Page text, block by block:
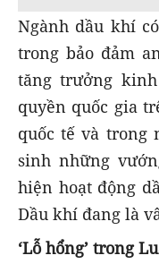
Ngành dầu khí
trong bảo đảm
tăng trưởng
quyền quốc gia
quốc tế và trong
sinh những
hiện hoạt động
Dầu khí đang là
‘Lỗ hổng’ trong